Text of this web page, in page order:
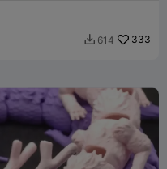
 614 333